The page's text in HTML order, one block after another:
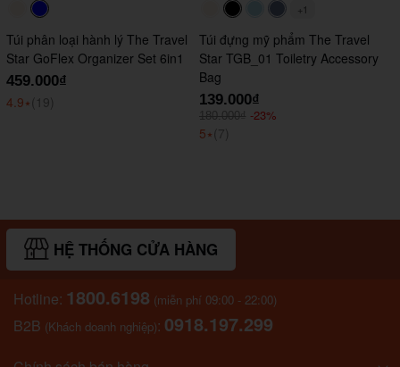
#faf0e6
Túi phân loại hành lý The Travel
Star GoFlex Organizer Set 6in1
459.000₫
4.9⭑ (19)
#faf0e6#000000#ADD8E6
+1
Túi đựng mỹ phẩm The Travel
Star TGB_01 Toiletry Accessory
Bag
139.000₫
180.000₫ -23%
5⭑ (7)
HỆ THỐNG CỬA HÀNG
Hotline: 1800.6198 (miễn phí 09:00 - 22:00)
B2B (Khách doanh nghiệp): 0918.197.299